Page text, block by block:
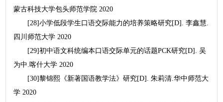
蒙古科技大学包头师范学院 2020
[28]小学低段学生口语交际能力的培养策略研究[D]. 李鑫慧.
四川师范大学 2020
[29]初中语文科统编本口语交际单元的话题PCK研究[D]. 吴
为中.喀什大学 2020
[30]黎锦熙《新著国语教学法》研究[D]. 朱莉清.华中师范大
学 2020